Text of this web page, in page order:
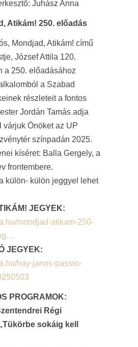
Juhász Anna
Atikám! 250. előadás
Mondjad, Atikám! című
József Attila 120.
a 250. előadásához
a Szabad
részleteit a fontos
Jordán Tamás adja
várjuk Önöket az UP
színpadán 2025.
kíséret: Balla Gergely, a
frontembere.
külön- külön jeggyel lehet
JEGYEK:
mondjad-atikam-250-
JEGYEK:
hay-janos-passio-
PROGRAMOK:
Régi
sokáig kell